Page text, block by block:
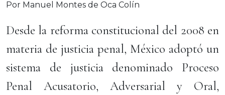
Por Manuel Montes de Oca Colín
Desde la reforma constitucional del 2008 en
materia de justicia penal, México adoptó un
sistema de justicia denominado Proceso
Penal Acusatorio, Adversarial y Oral,